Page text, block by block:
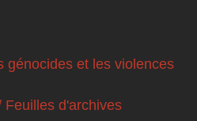
génocides et les violences
Feuilles d'archives